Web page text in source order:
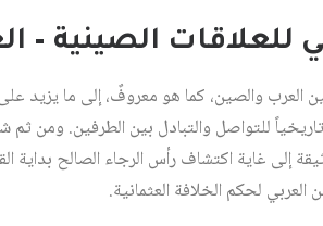
للعلاقات الصينية –
بين العرب والصين، كما هو معروفٌ، إلى ما
للتواصل والتبادل بين الطرفين. ومن ثم
إلى غاية اكتشاف رأس الرجاء الصالح
لحكم الخلافة العثمانية.